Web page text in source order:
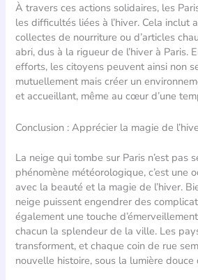
À travers ces actions solidaires, les
les difficultés liées à l’hiver. Cela inclut
collectes de nourriture ou d’articles
abri, dus à la rigueur de l’hiver à Paris.
efforts, les citoyens peuvent ainsi non
mutuellement mais créer un
et accueillant, même au cœur d’une
Conclusion : Apprécier la magie de
La neige qui tombe sur Paris n’est pas
phénomène météorologique, c’est une
avec la beauté et la magie de l’hiver.
neige puissent engendrer des
également une touche
chacun la splendeur de la ville. Les
transforment, et chaque coin de rue
nouvelle histoire, sous la lumière douce